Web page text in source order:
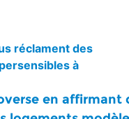
réclament des
à
en